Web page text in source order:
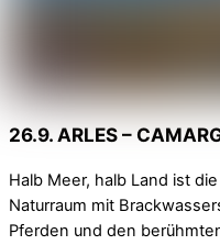
26.9. ARLES –
Halb Meer, halb Land ist
Naturraum mit
Pferden und den